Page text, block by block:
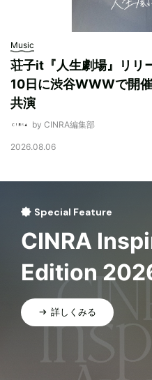
Music
荘子it『人生劇場』リリ
10日に渋谷WWWで開
共演
by CINRA編集部
2026.08.06
Special Feature
CINRA
Edition
詳しくみる